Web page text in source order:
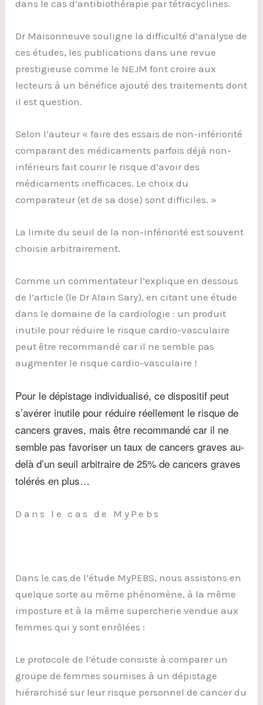
dans le cas d’antibiothérapie par tétracyclines.
Dr Maisonneuve souligne la difficulté d’analyse de
ces études, les publications dans une revue
prestigieuse comme le NEJM font croire aux
lecteurs à un bénéfice ajouté des traitements dont
il est question.
Selon l’auteur « faire des essais de non-infériorité
comparant des médicaments parfois déjà non-
inférieurs fait courir le risque d’avoir des
médicaments inefficaces. Le choix du
comparateur (et de sa dose) sont difficiles. »
La limite du seuil de la non-infériorité est souvent
choisie arbitrairement.
Comme un commentateur l’explique en dessous
de l’article (le Dr Alain Sary), en citant une étude
dans le domaine de la cardiologie : un produit
inutile pour réduire le risque cardio-vasculaire
peut être recommandé car il ne semble pas
augmenter le risque cardio-vasculaire !
Pour le dépistage individualisé, ce dispositif peut
s’avérer inutile pour réduire réellement le risque de
cancers graves, mais être recommandé car il ne
semble pas favoriser un taux de cancers graves au-
delà d’un seuil arbitraire de 25% de cancers graves
tolérés en plus…
Dans le cas de MyPebs
Dans le cas de l’étude MyPEBS, nous assistons en
quelque sorte au même phénomène, à la même
imposture et à la même supercherie vendue aux
femmes qui y sont enrôlées :
Le protocole de l’étude consiste à comparer un
groupe de femmes soumises à un dépistage
hiérarchisé sur leur risque personnel de cancer du